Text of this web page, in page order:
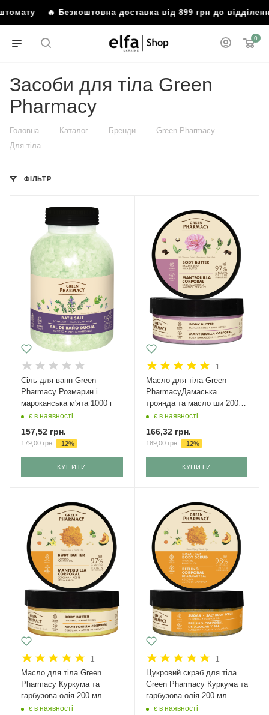
🔥 Безкоштовна доставка від 899 грн до відділення
0
Засоби для тіла Green
Pharmacy
Головна — Каталог — Бренди — Green Pharmacy —
Для тіла
ФІЛЬТР
Сіль для ванн Green
Pharmacy Розмарин і
мароканська м'ята 1000 г
є в наявності
157,52 грн.
179,00грн. -12%
КУПИТИ
1
Масло для тіла Green
PharmacyДамаська
троянда та масло ши 200
млє в наявності
166,32грн.
189,00грн. -12%
КУПИТИ
1
Масло для тіла Green
Pharmacy Куркума та
гарбузова олія 200 мл
є в наявності
1
Цукровий скраб для тіла
Green Pharmacy Куркума та
гарбузова олія 200 мл
є в наявності